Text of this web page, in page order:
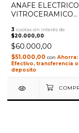
1/4
ANAFE ELECTRICO
VITROCERAMICO
3 cuotas sin interés de
$20.000,00
$60.000,00
$51.000,00 con
Efectivo, transferencia o
deposito